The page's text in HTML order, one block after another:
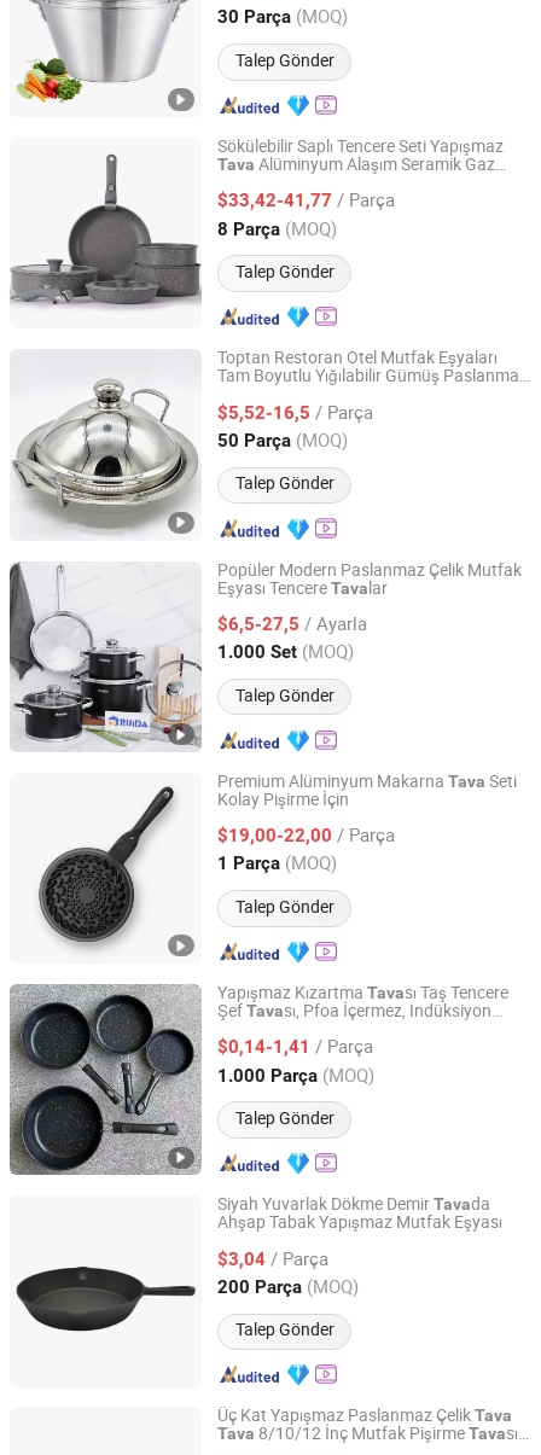
30 Parça (MOQ)
Talep Gönder
Guangdong, China Fiyat 2024
Sökülebilir Saplı Tencere Seti Yapışmaz
Tava Alüminyum Alaşım Seramik Gaz
$33,42-41,77 / Parça
8 Parça (MOQ)
Talep Gönder
Jinhua Hengyang Cross-Border Trade Limited Liability
Zhejiang, China Fiyat 2025
Toptan Restoran Otel Mutfak Eşyaları
Tam Boyutlu Yığılabilir Gümüş Paslanmaz
$5,52-16,5 / Parça
50 Parça (MOQ)
Talep Gönder
CHAOZHOU DIWELL STAINLESS STEEL KITCHENWARE
CO., LTD.
Guangdong, China
Popüler Modern Paslanmaz Çelik Mutfak
Eşyası TencereTavalar
$6,5-27,5 / Ayarla
1.000 Set (MOQ)
Talep Gönder
Jiangmen Ruida Metal Products Co., Ltd.
Guangdong, China Fiyat 2025
Premium Alüminyum Makarna Tava Seti
Kolay Pişirme İçin
$19,00-22,00 / Parça
1 Parça (MOQ)
Talep Gönder
Foshan Nanhai Sunleaf Metal Products Co., Ltd.
Guangdong, China Fiyat 2026
Yapışmaz Kızartma Tavası Taş Tencere
ŞefTavası, Pfoa İçermez, Indüksiyon
$0,14-1,41 / Parça
1.000 Parça (MOQ)
Talep Gönder
Market Union Co. Ltd.
Zhejiang, China Fiyat 2010
Siyah Yuvarlak Dökme DemirTavada
Ahşap Tabak Yapışmaz Mutfak Eşyası
$3,04 / Parça
200 Parça (MOQ)
Talep Gönder
Eagle Catering Equipment Co., Ltd.
Guangdong, China Fiyat 2018
Üç Kat Yapışmaz Paslanmaz ÇelikTava
Tava 8/10/12 İnç Mutfak PişirmeTavası
Xuzhou Sheng Ming Casting Co., Ltd